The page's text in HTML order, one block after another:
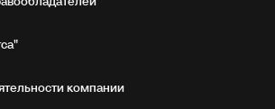
компании